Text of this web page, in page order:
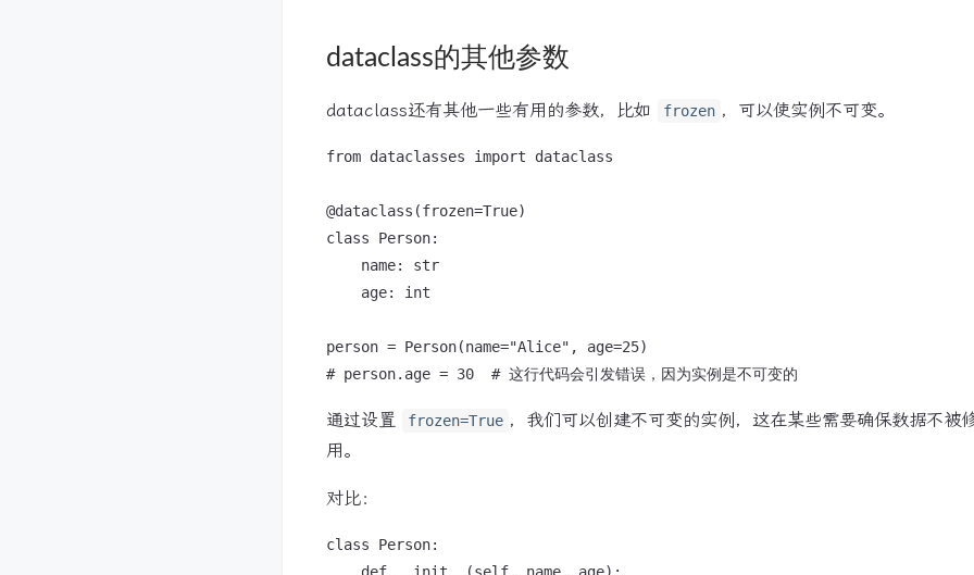
dataclass的其他参数
dataclass还有其他一些有用的参数，比如 frozen ，可以使实例不可变。
from dataclasses import dataclass
@dataclass(frozen=True)
class Person:
    name: str
    age: int
person = Person(name="Alice", age=25)
通过设置 frozen=True ，我们可以创建不可变的实例，这在某些需要确保数据不被
用。
对比：
class Person: